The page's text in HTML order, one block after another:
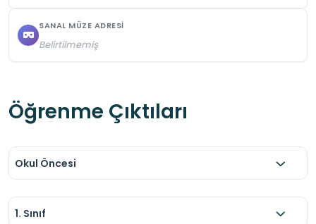
SANAL MÜZE ADRESI
Belirtilmemiş
Öğrenme Çıktıları
Okul Öncesi
1. Sınıf